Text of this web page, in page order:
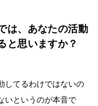
は、あなたの活動
と思いますか？
してるわけではないの
いというのが本音で